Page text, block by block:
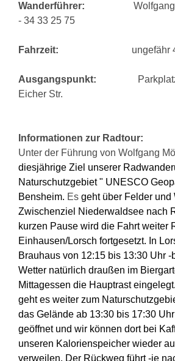
Wanderführer: Wolfgang
- 34 33 25 75
Fahrzeit: ungefähr 4,5
Ausgangspunkt: Parkplatz
Eicher Str.
Informationen zur
Unter der Führung von Wolfgang
diesjährige Ziel unserer
Naturschutzgebiet " UNESCO
Bensheim. Es geht über Felder und
Zwischenziel Niederwaldsee nach
kurzen Pause wird die Fahrt weiter
Einhausen/Lorsch fortgesetzt. In
Brauhaus von 12:15 bis 13:30 Uhr -
Wetter natürlich draußen im
Mittagessen die Hauptrast
geht es weiter zum
das Gelände ab 13:30 bis 17:30
geöffnet und wir können dort bei
unseren Kalorienspeicher wieder
verweilen. Der Rückweg führt -je